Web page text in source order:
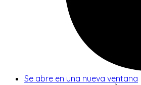
Se abre en una nueva ventana